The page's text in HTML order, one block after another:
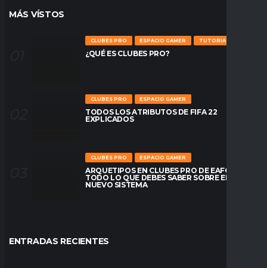
MÁS VÍSTOS
CLUBES PRO ESPACIO GAMER TUTORIALES
¿QUÉ ES CLUBES PRO?
CLUBES PRO ESPACIO GAMER
TODOS LOS ATRIBUTOS DE FIFA 22
EXPLICADOS
CLUBES PRO ESPACIO GAMER
ARQUETIPOS EN CLUBES PRO DE EAFC26:
TODO LO QUE DEBES SABER SOBRE EL
NUEVO SISTEMA
ENTRADAS RECIENTES